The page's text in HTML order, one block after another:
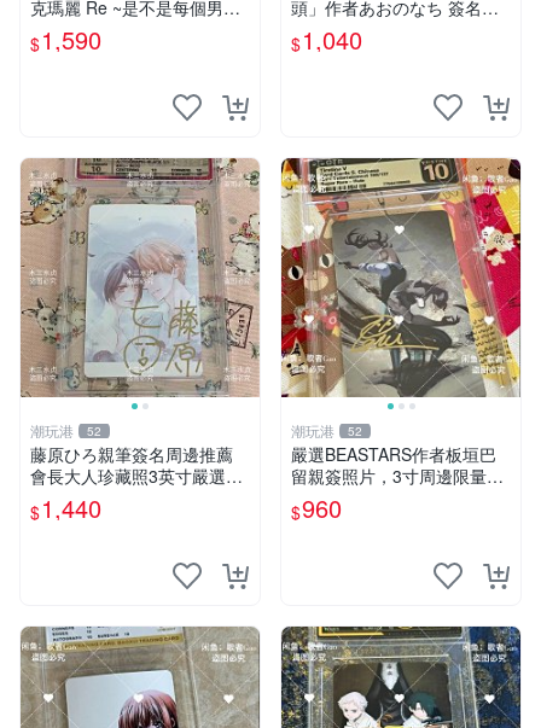
克瑪麗 Re ~是不是每個男人
都這樣？（附贈快速通關信
封）》附書腰 歐馬克 吳瑪麗
$1,590
頭」作者あおのなち 簽名照
片 3寸原裝卡磚 親筆簽名照
收藏佳品 周邊限定 照片拍賣
$1,040
潮玩港 52
藤原ひろ親筆簽名周邊推薦
會長大人珍藏照3英寸嚴選女
仆紀念品 面簽收藏 會長大人
簽名照 女仆照 面簽收藏
$1,440
潮玩港 52
嚴選BEASTARS作者板垣巴
留親簽照片，3寸周邊限量收
藏 BEASTARS 作者 經典 細
節收藏
$960